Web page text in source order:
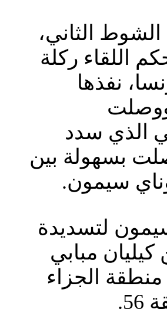
الشوط الثاني،
اللقاء ركلة
نفذها
الذي سدد
بسهولة بين
سيمون.
لتسديدة
مبابي
الجزاء